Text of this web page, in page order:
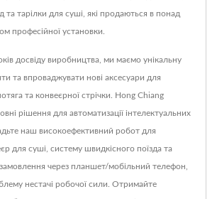
тарілки для суші, які продаються в понад
професійної установки.
досвіду виробництва, ми маємо унікальну
та впроваджувати нові аксесуари для
та конвеєрної стрічки. Hong Chiang
рішення для автоматизації інтелектуальних
наш високоефективний робот для
для суші, систему швидкісного поїзда та
через планшет/мобільний телефон,
нестачі робочої сили. Отримайте